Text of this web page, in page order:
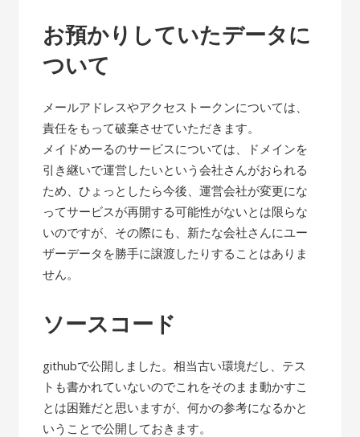
お預かりしていたデータに
ついて
メールアドレスやアクセストークンについては、
責任をもって破棄させていただきます。
メイドめーるのサービスについては、ドメインを
引き継いで運営したいという会社さんがおられる
ため、ひょっとしたら今後、運営会社が変更にな
ってサービスが再開する可能性がないとは限らな
いのですが、その際にも、新たな会社さんにユー
ザーデータを勝手に譲渡したりすることはありま
せん。
ソースコード
githubで公開しました。相当古い環境だし、テス
トも書かれていないのでこれをそのまま動かすこ
とは困難だと思いますが、何かの参考になるかと
いうことで公開しておきます。